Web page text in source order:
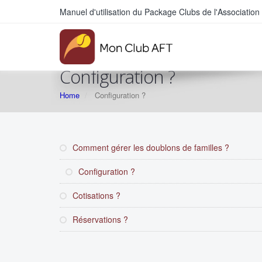
Manuel d'utilisation du Package Clubs de
Configuration ?
Home Configuration ?
Comment gérer les doublons de familles ?
Configuration ?
Cotisations ?
Réservations ?